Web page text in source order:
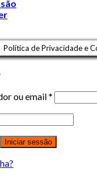
Política de Privacidade e
ou email*
Iniciar sessão